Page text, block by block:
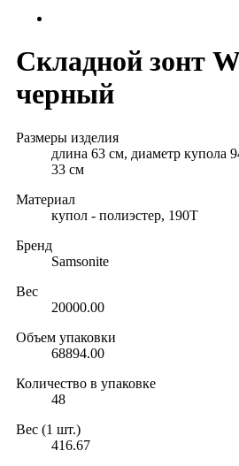
Складной зонт
черный
Размеры изделия
длина 63 см, диаметр купола
33 см
Материал
купол - полиэстер, 190T
Бренд
Samsonite
Вес
20000.00
Объем упаковки
68894.00
Количество в упаковке
48
Вес (1 шт.)
416.67